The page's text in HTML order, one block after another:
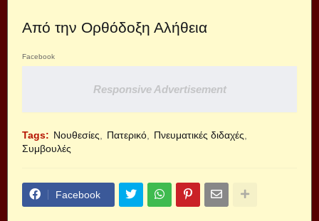
Από την Ορθόδοξη Αλήθεια
Facebook
Responsive Advertisement
Tags: Νουθεσίες Πατερικό
Πνευματικές διδαχές
Συμβουλές
Facebook